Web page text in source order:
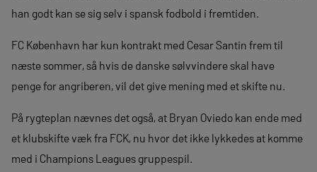
han godt kan se sig selv i spansk fodbold i fremtiden.
FC København har kun kontrakt med Cesar Santin frem til
næste sommer, så hvis de danske sølvvindere skal have
penge for angriberen, vil det give mening med et skifte nu.
På rygteplan nævnes det også, at Bryan Oviedo kan ende med
et klubskifte væk fra FCK, nu hvor det ikke lykkedes at komme
med i Champions Leagues gruppespil.